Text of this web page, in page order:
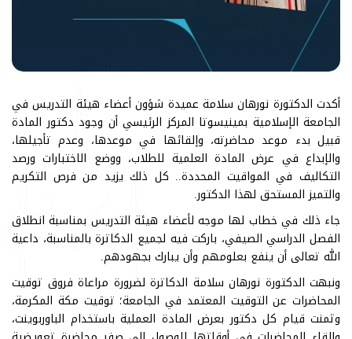
أكدت الدكتورة نورهان سلامة عميدة شؤون أعضاء هيئة التدريس في
الجامعة الإسلامية بمينيسوتا المركز الرئيسي أن وجود دكتور المادة
قبيل بدء موعد محاضرته، وإلقائها في موعدها، وعدم تأجيلها،
والإبداع في عرض المادة العلمية للطلاب، ووضع الاختبارات ورصد
التكاليف في المواقيت المحددة.. كل ذلك يزيد من فرص التكريم
والتميز المستحق لهذا الدكتور.
جاء ذلك في خطاب لها موجه لأعضاء هيئة التدريس بمناسبة انطلاق
الفصل الدراسي الصيفي، باركت فيه لجميع الدكاترة بالمناسبة، داعية
الله تعالى أن ينفع بعلومهم وأن يبارك بجهودهم.
ونبهت الدكتورة نورهان سلامة الدكاترة لضرورة مراعاة فروق توقيت
المحاضرات عن التوقيت المعتمد في الجامعة؛ توقيت مكة المكرمة،
وثمنت قيام كل دكتور بعرض المادة العملية باستخدام الباوربوينت،